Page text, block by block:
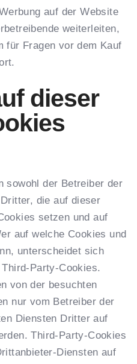
auf der Website
weiterleiten,
für Fragen vor dem Kauf
dieser
sowohl der Betreiber der
die auf dieser
setzen und auf
auf welche Cookies und
unterscheidet sich
Party-Cookies.
von der besuchten
nur vom Betreiber der
Diensten Dritter auf
Third-Party-Cookies
Diensten auf